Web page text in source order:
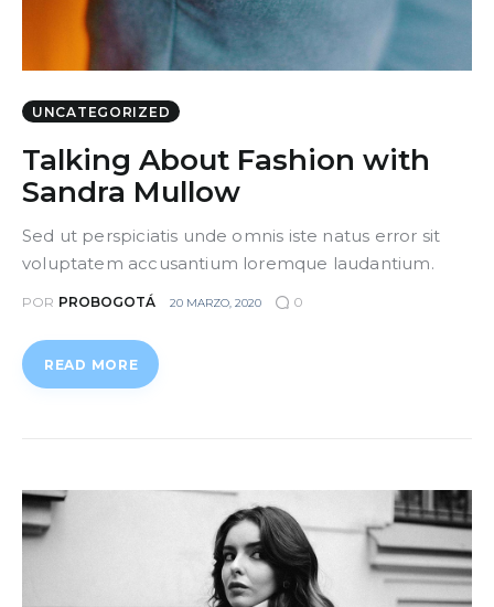
UNCATEGORIZED
Talking About Fashion with
Sandra Mullow
Sed ut perspiciatis unde omnis iste natus error sit
voluptatem accusantium loremque laudantium.
POR PROBOGOTÁ 20 MARZO, 2020 0
READ MORE